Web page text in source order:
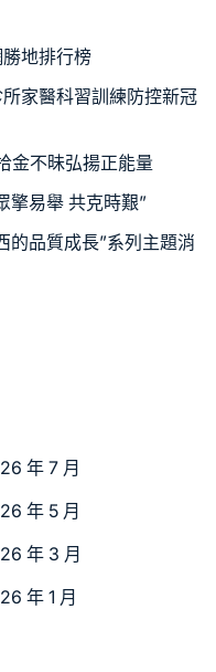
地排行榜
家醫科習訓練防控新冠
金不昧弘揚正能量
擎易舉 共克時艱”
的品質成長”系列主題消
年 7 月
年 5 月
年 3 月
年 1 月